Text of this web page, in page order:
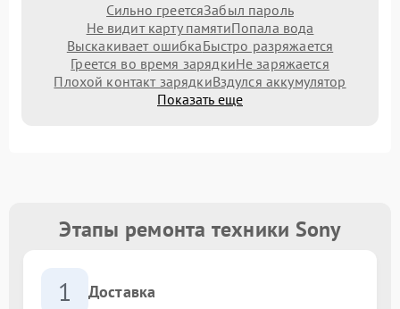
Сильно греетсяЗабыл пароль
Не видит карту памятиПопала вода
Выскакивает ошибкаБыстро разряжается
Греется во время зарядкиНе заряжается
Плохой контакт зарядкиВздулся аккумулятор
Показать еще
Этапы ремонта техники Sony
1 Доставка